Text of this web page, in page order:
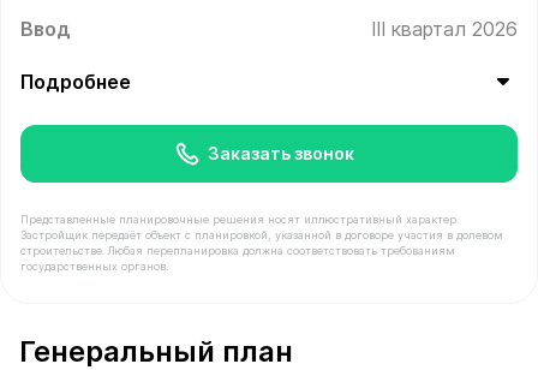
Ввод III квартал 2026
Подробнее
Заказать звонок
Представленные планировочные решения носят иллюстративный характер.
Застройщик передаёт объект с планировкой, указанной в договоре участия в долевом
строительстве. Любая перепланировка должна соответствовать требованиям
государственных органов.
Генеральный план